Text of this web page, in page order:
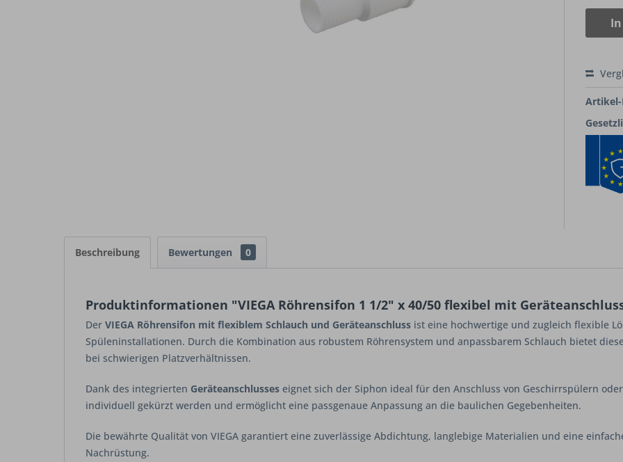
Beschreibung Bewertungen 0
Produktinformationen "VIEGA Röhrensifon 1 1/2" x 40/50 flexibel mit
Der VIEGA Röhrensifon mit flexiblem Schlauch und Geräteanschluss ist eine hochwertige und zugleich flexible
Spüleninstallationen. Durch die Kombination aus robustem Röhrensystem und anpassbarem Schlauch bietet
bei schwierigen Platzverhältnissen.
Dank des integrierten Geräteanschlusses eignet sich der Siphon ideal für den Anschluss von Geschirrspülern
individuell gekürzt werden und ermöglicht eine passgenaue Anpassung an die baulichen Gegebenheiten.
Die bewährte Qualität von VIEGA garantiert eine zuverlässige Abdichtung, langlebige Materialien und eine
Nachrüstung.